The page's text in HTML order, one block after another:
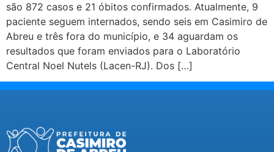
são 872 casos e 21 óbitos confirmados. Atualmente, 9
paciente seguem internados, sendo seis em Casimiro de
Abreu e três fora do município, e 34 aguardam os
resultados que foram enviados para o Laboratório
Central Noel Nutels (Lacen-RJ). Dos […]